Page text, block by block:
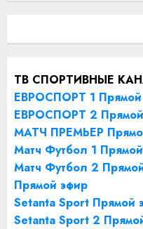
ТВ СПОРТИВНЫЕ
ЕВРОСПОРТ 1 Прямой
ЕВРОСПОРТ 2
МАТЧ ПРЕМЬЕР
Матч Футбол 1
Матч Футбол 2
Прямой эфир
Setanta Sport Прямой
Setanta Sport 2